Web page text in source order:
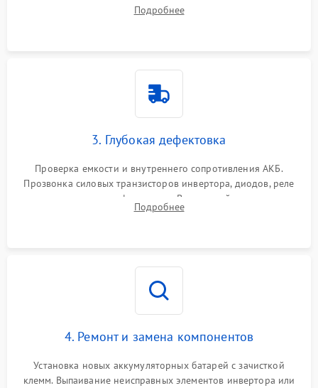
и кистей для предотвращения перегрева и замыканий.
Подробнее
3. Глубокая дефектовка
Проверка емкости и внутреннего сопротивления АКБ.
Прозвонка силовых транзисторов инвертора, диодов, реле
переключения и трансформатора. Визуальный поиск вздутых
конденсаторов и прогаров на печатной плате.
Подробнее
4. Ремонт и замена компонентов
Установка новых аккумуляторных батарей с зачисткой
клемм. Выпаивание неисправных элементов инвертора или